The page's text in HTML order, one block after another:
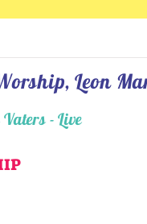
Leon
Vaters - Live